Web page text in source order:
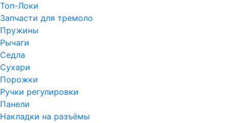
Топ-Локи
Запчасти для тремоло
Пружины
Рычаги
Седла
Сухари
Порожки
Ручки регулировки
Панели
Накладки на разъёмы